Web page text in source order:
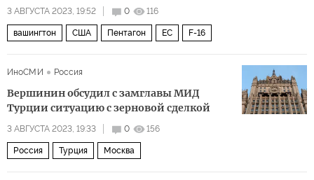
3 АВГУСТА 2023, 19:52 0 116
вашингтон США Пентагон ЕС F-16
ИноСМИ Россия
Вершинин обсудил с замглавы МИД
Турции ситуацию с зерновой сделкой
3 АВГУСТА 2023, 19:33 0 156
Россия Турция Москва